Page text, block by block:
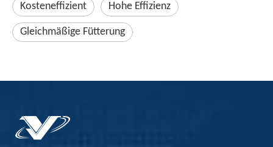
Kosteneffizient Hohe Effizienz
Gleichmäßige Fütterung